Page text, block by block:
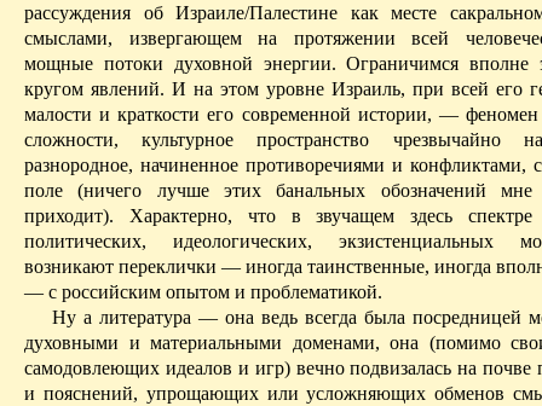
рассуждения об Израиле/Палестине как месте
смыслами, извергающем на протяжении всей
мощные потоки духовной энергии. Ограничимся вполне
кругом явлений. И на этом уровне Израиль, при всей его
малости и краткости его современной истории, — феномен
сложности, культурное пространство чрезвычайно
разнородное, начиненное противоречиями и конфликтами,
поле (ничего лучше этих банальных обозначений
приходит). Характерно, что в звучащем здесь спектре
политических, идеологических, экзистенциальных
возникают переклички — иногда таинственные, иногда
— с российским опытом и проблематикой.
Ну а литература — она ведь всегда была посредницей
духовными и материальными доменами, она (помимо
самодовлеющих идеалов и игр) вечно подвизалась на почве
и пояснений, упрощающих или усложняющих обменов